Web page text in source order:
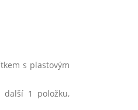
s plastovým
další 1 položku,